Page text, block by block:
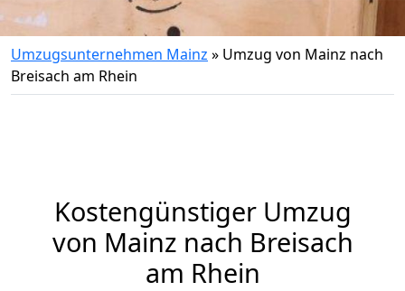
Umzugsunternehmen Mainz » Umzug von Mainz nach
Breisach am Rhein
Kostengünstiger Umzug
von Mainz nach Breisach
am Rhein